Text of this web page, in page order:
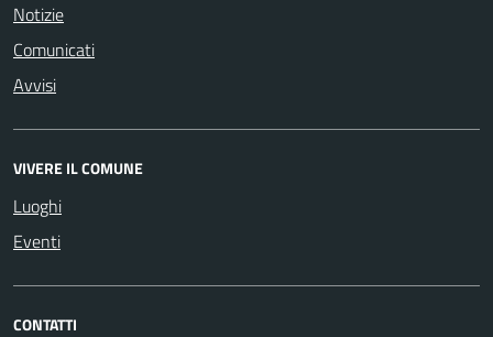
Notizie
Comunicati
Avvisi
VIVERE IL COMUNE
Luoghi
Eventi
CONTATTI